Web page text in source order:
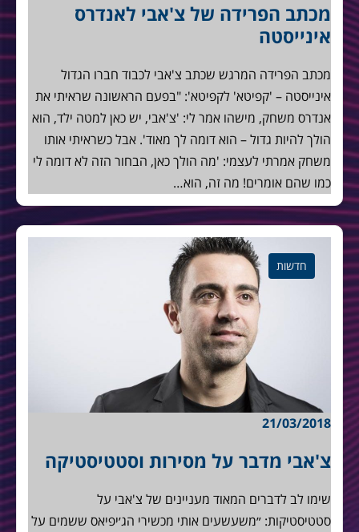
מכתב הפרידה של צ'אבי לאנדרס
אינייסטה
מכתב הפרידה המרגש שכתב צ'אבי לכבוד חברו הגדול
אינייסטה – 'קפיטא' לקפיטא': "בפעם הראשונה שראיתי את
אנדרס משחק, מישהו אמר לי: 'צ'אבי, יש כאן למטה ילד, הוא
הולך להיות גדול – הוא דומה לך מאוד'. אבל כשראיתי אותו
משחק אמרתי לעצמי: 'מה הולך כאן, הבחור הזה לא דומה לי
כמו שהם אומרים! מה זה, הוא…
חדשות
21/03/2018
צ'אבי מדבר על מסירות וסטטיסטיקה
שימו לב לדברים המאוד מעניינים של צ'אבי על
סטטיסטיקות: ״משעשעים אותי מכשירי הג׳יפיאס ששמים על